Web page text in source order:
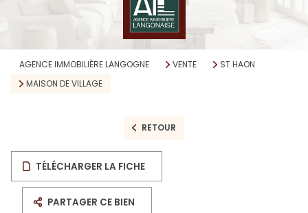
AGENCE IMMOBILIÈRE LANGOGNE VENTE
ST HAON
MAISON DE VILLAGE
RETOUR
TÉLÉCHARGER LA FICHE
PARTAGER CE BIEN